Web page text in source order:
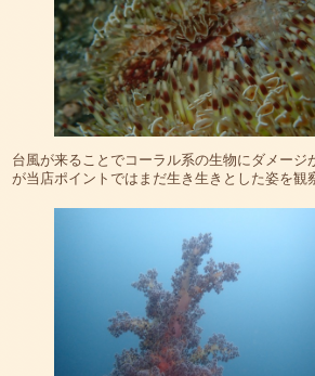
台風が来ることでコーラル系の生物にダメージ
が当店ポイントではまだ生き生きとした姿を観